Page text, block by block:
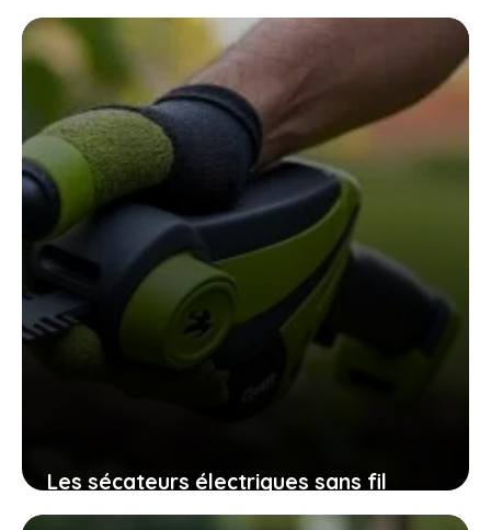
vos graines de tomates maison
assurent une récolte pleine de saveurs
10 novembre 2025
Les sécateurs électriques sans fil
32mm qui révolutionnent l’entretien